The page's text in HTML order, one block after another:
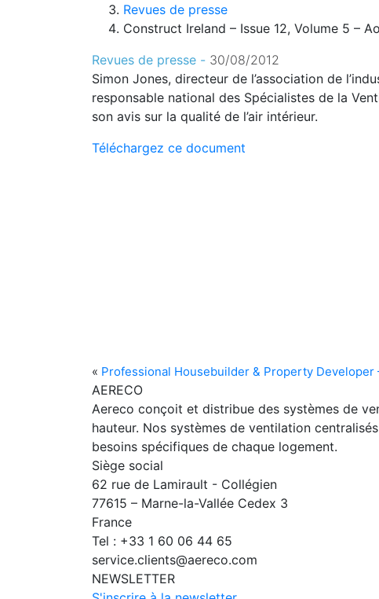
Revues de presse
Construct Ireland – Issue 12, Volume 5 –
Revues de presse - 30/08/2012
Simon Jones, directeur de l’association de
responsable national des Spécialistes de la
son avis sur la qualité de l’air intérieur.
Téléchargez ce document
« Professional Housebuilder & Property Developer
AERECO
Aereco conçoit et distribue des systèmes de
hauteur. Nos systèmes de ventilation
besoins spécifiques de chaque logement.
Siège social
62 rue de Lamirault - Collégien
77615 – Marne-la-Vallée Cedex 3
France
Tel : +33 1 60 06 44 65
service.clients@aereco.com
NEWSLETTER